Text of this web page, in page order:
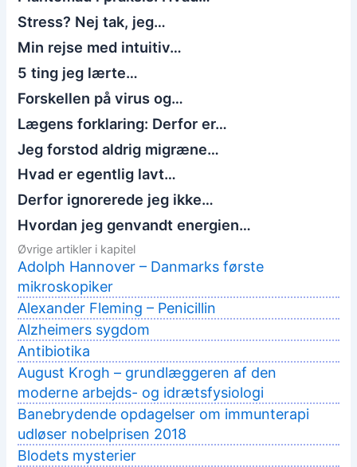
Stress? Nej tak, jeg…
Min rejse med intuitiv…
5 ting jeg lærte…
Forskellen på virus og…
Lægens forklaring: Derfor er…
Jeg forstod aldrig migræne…
Hvad er egentlig lavt…
Derfor ignorerede jeg ikke…
Hvordan jeg genvandt energien…
Øvrige artikler i kapitel
Adolph Hannover – Danmarks første
mikroskopiker
Alexander Fleming – Penicillin
Alzheimers sygdom
Antibiotika
August Krogh – grundlæggeren af den
moderne arbejds- og idrætsfysiologi
Banebrydende opdagelser om immunterapi
udløser nobelprisen 2018
Blodets mysterier